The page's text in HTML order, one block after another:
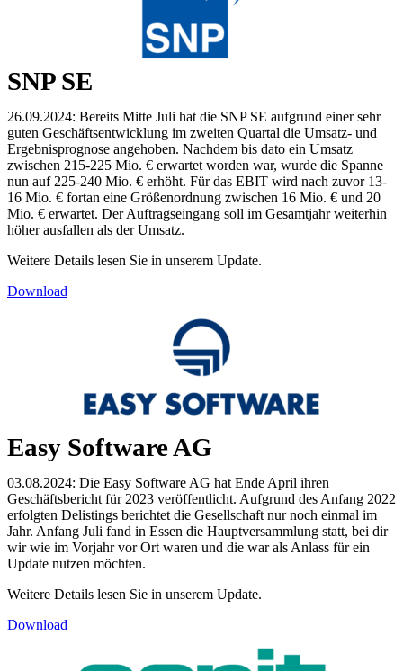
SNP SE
26.09.2024: Bereits Mitte Juli hat die SNP SE aufgrund einer sehr
guten Geschäftsentwicklung im zweiten Quartal die Umsatz- und
Ergebnisprognose angehoben. Nachdem bis dato ein Umsatz
zwischen 215-225 Mio. € erwartet worden war, wurde die Spanne
nun auf 225-240 Mio. € erhöht. Für das EBIT wird nach zuvor 13-
16 Mio. € fortan eine Größenordnung zwischen 16 Mio. € und 20
Mio. € erwartet. Der Auftragseingang soll im Gesamtjahr weiterhin
höher ausfallen als der Umsatz.
Weitere Details lesen Sie in unserem Update.
Download
Easy Software AG
03.08.2024: Die Easy Software AG hat Ende April ihren
Geschäftsbericht für 2023 veröffentlicht. Aufgrund des Anfang 2022
erfolgten Delistings berichtet die Gesellschaft nur noch einmal im
Jahr. Anfang Juli fand in Essen die Hauptversammlung statt, bei dir
wir wie im Vorjahr vor Ort waren und die war als Anlass für ein
Update nutzen möchten.
Weitere Details lesen Sie in unserem Update.
Download